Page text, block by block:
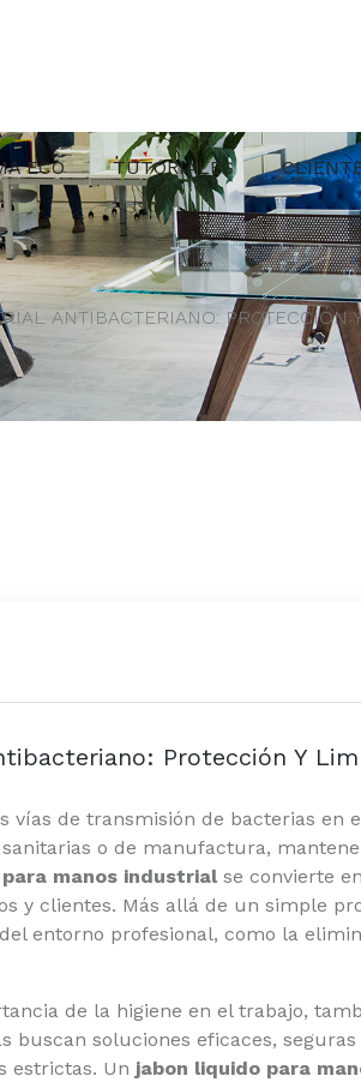
ECO TUTORIALES
ANTIBACTERIANO: PROTECCIÓN
Protección Y
vías de transmisión de bacterias en
o de manufactura,
manos industrialse convierte
y clientes. Más allá de un simple
entorno profesional, como la
de la higiene en el trabajo,
soluciones eficaces,
estrictas. Un jabon liquido para